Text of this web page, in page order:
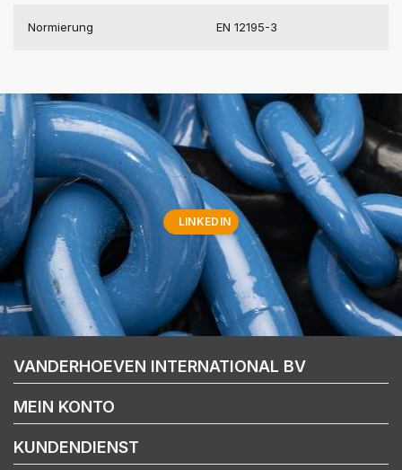
Normierung EN 12195-3
LINKEDIN
VANDERHOEVEN INTERNATIONAL BV
MEIN KONTO
KUNDENDIENST